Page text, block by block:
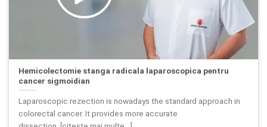
Hemicolectomie stanga radicala laparoscopica pentru
cancer sigmoidian
Laparoscopic rezection is nowadays the standard approach in
colorectal cancer. It provides more accurate